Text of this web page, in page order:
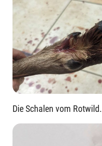
Die Schalen vom Rotwild.